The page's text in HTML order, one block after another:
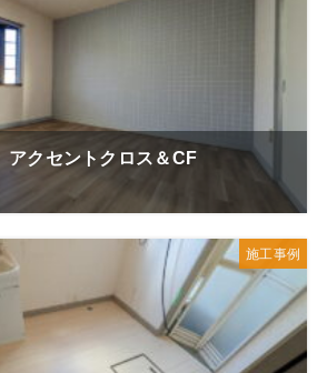
クセントクロス＆CF
施工事例